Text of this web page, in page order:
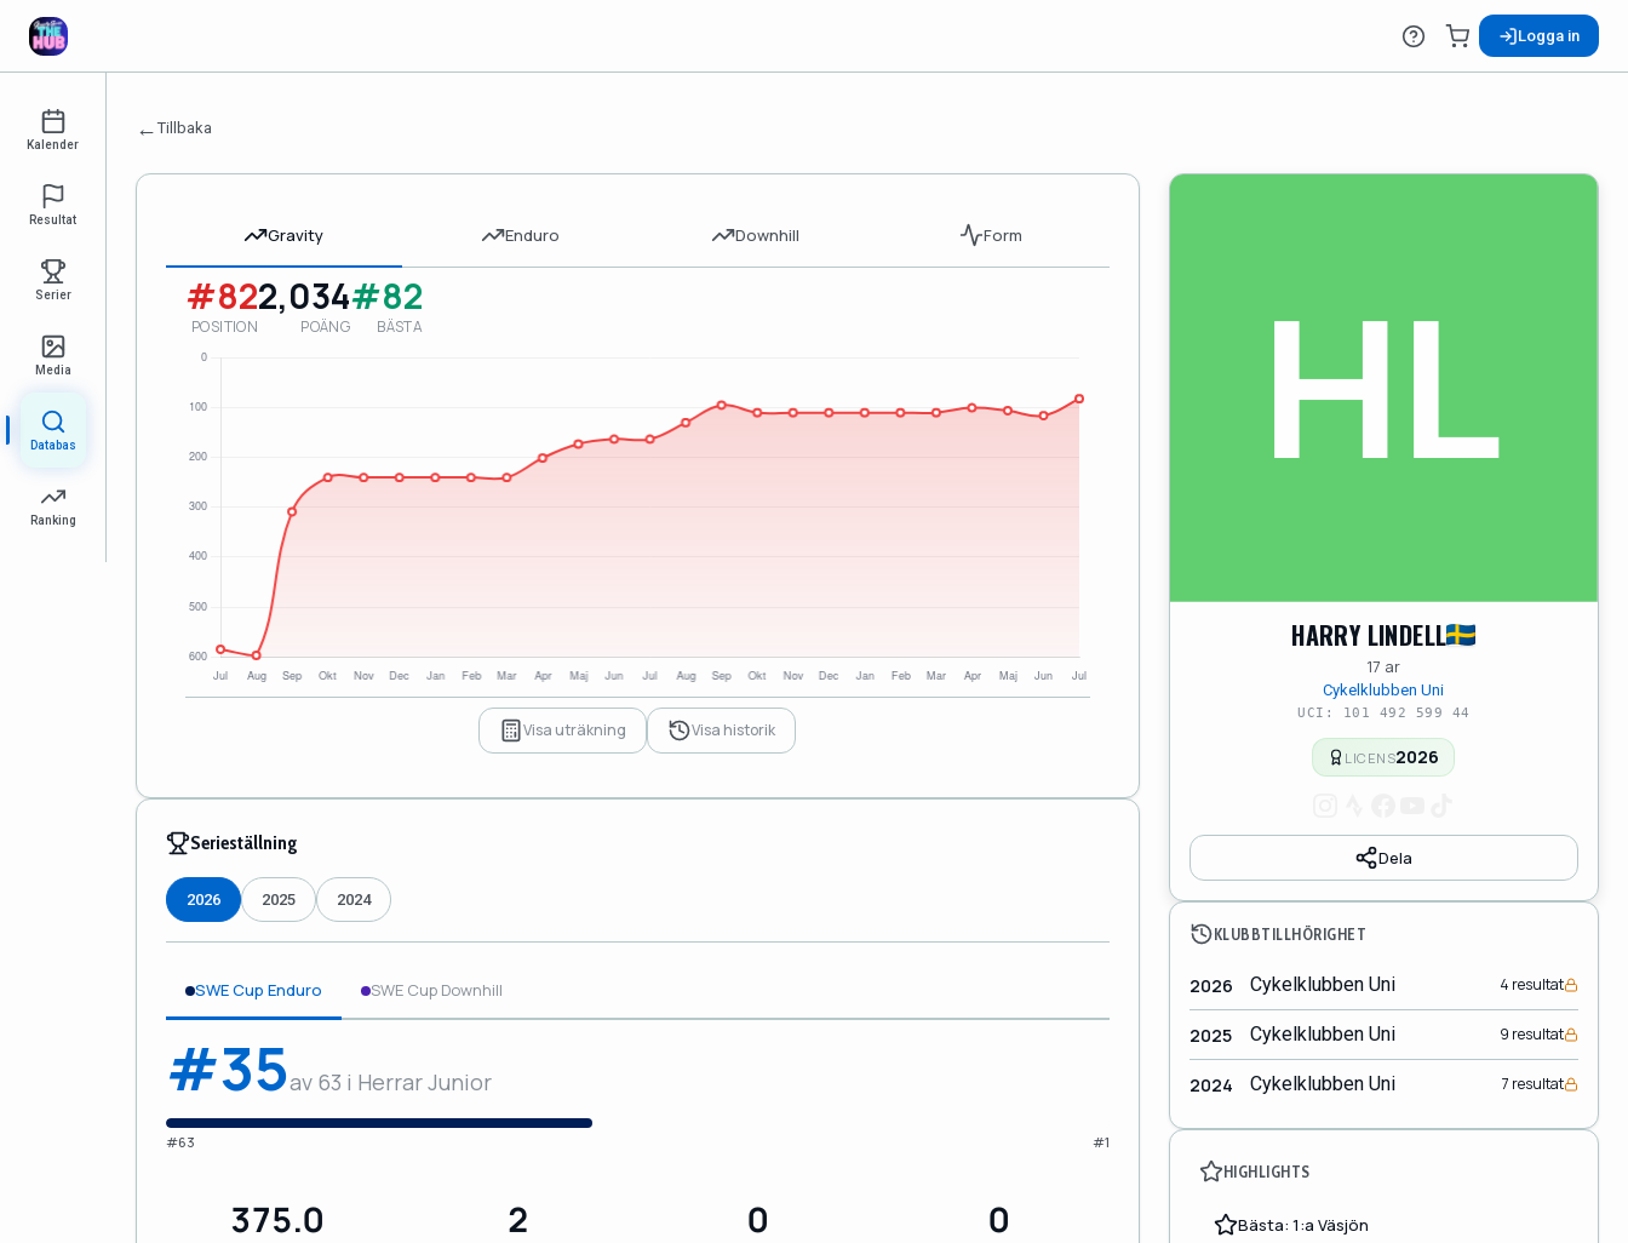
Logga in
Kalender
Resultat
Serier
Media
Databas
Ranking
←Tillbaka
Gravity Enduro Downhill Form
#82
POSITION
2,034
POÄNG
#82
BÄSTA
Visa uträkning Visa historik
Serieställning
2026 2025 2024
SWE Cup Enduro SWE Cup Downhill
#35av 63 i Herrar Junior
#63 #1
375.0 2 0 0
HARRY LINDELL
17 ar
Cykelklubben Uni
UCI: 101 492 599 44
LICENS2026
Dela
KLUBBTILLHÖRIGHET
2026 Cykelklubben Uni 4 resultat
2025 Cykelklubben Uni 9 resultat
2024 Cykelklubben Uni 7 resultat
HIGHLIGHTS
Bästa: 1:a Väsjön